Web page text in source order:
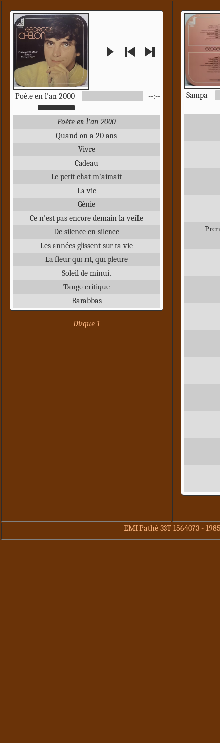
Poète en l'an 2000 --:--
Poète en l'an 2000
Quand on a 20 ans
Vivre
Cadeau
Le petit chat m'aimait
La vie
Génie
Ce n'est pas encore demain la veille
De silence en silence
Les années glissent sur ta vie
La fleur qui rit, qui pleure
Soleil de minuit
Tango critique
Barabbas
Disque 1
Sampa
EMI Pathé 33T 1564073 - 1985